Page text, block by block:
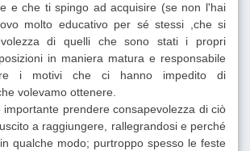
e che ti spingo ad acquisire (se non l'hai
molto educativo per sé stessi ,che si
di quelli che sono stati i propri
in maniera matura e responsabile
i motivi che ci hanno impedito di
volevamo ottenere.
importante prendere consapevolezza di ciò
a raggiungere, rallegrandosi e perché
qualche modo; purtroppo spesso le feste